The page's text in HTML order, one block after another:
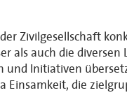
Zivilgesellschaft
als auch die
und Initiativen
die